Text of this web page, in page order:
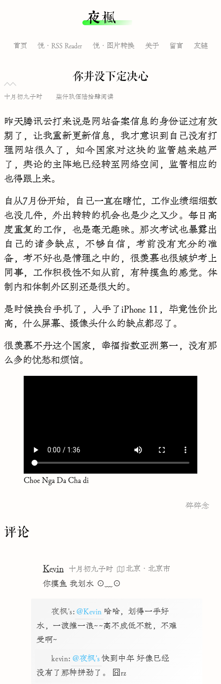
夜枫
首页 悦·RSS Reader 悦·图片转换 关于 留言 友链
你并没下定决心
十月初九子时 柒仟玖佰陆拾肆阅读
昨天腾讯云打来说是网站备案信息的身份证过有效
期了，让我重新更新信息，我才意识到自己没有打
理网站很久了，如今国家对这块的监管越来越严
了，舆论的主阵地已经转至网络空间，监管相应的
也得跟上来。
自从7月份开始，自己一直在瞎忙，工作业绩细细数
也没几件，外出转转的机会也是少之又少。每日高
度重复的工作，也是毫无趣味。那次考试也暴露出
自己的诸多缺点，不够自信，考前没有充分的准
备，考不好也是情理之中的，很羡慕也很嫉妒考上
同事，工作积极性不如从前，有种摸鱼的感觉。体
制内和体制外区别还是很大的。
是时候换台手机了，入手了iPhone 11，毕竟性价比
高，什么屏幕、摄像头什么的缺点都忍了。
很羡慕不丹这个国家，幸福指数亚洲第一，没有那
么多的忧愁和烦恼。
Choe Nga Da Cha di
碎碎念
评论
Kevin 十月初九子时
北京·北京市
你摸鱼 我划水 ⊙﹏⊙
夜枫's: @Kevin 哈哈，划得一手好
水，一波推一浪~~高不成低不就，不难
受啊~
kevin: @夜枫's 快到中年 好像已经
没有了那种拼劲了。 囧rz